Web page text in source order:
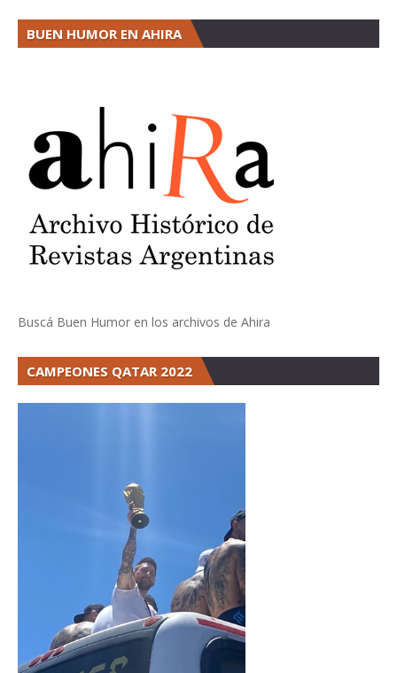
BUEN HUMOR EN AHIRA
Buscá Buen Humor en los archivos de Ahira
CAMPEONES QATAR 2022